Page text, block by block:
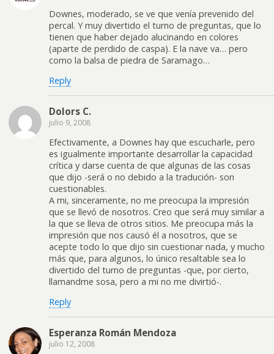
Downes, moderado, se ve que venía prevenido del
percal. Y muy divertido el turno de preguntas, que lo
tienen que haber dejado alucinando en colores
(aparte de perdido de caspa). E la nave va… pero
como la balsa de piedra de Saramago…
Reply
Dolors C.
julio 9, 2008
Efectivamente, a Downes hay que escucharle, pero
es igualmente importante desarrollar la capacidad
crítica y darse cuenta de que algunas de las cosas
que dijo -será o no debido a la tradución- son
cuestionables.
A mi, sinceramente, no me preocupa la impresión
que se llevó de nosotros. Creo que será muy similar a
la que se lleva de otros sitios. Me preocupa más la
impresión que nos causó él a nosotros, que se
acepte todo lo que dijo sin cuestionar nada, y mucho
más que, para algunos, lo único resaltable sea lo
divertido del turno de preguntas -que, por cierto,
llamandme sosa, pero a mi no me divirtió-.
Reply
Esperanza Román Mendoza
julio 12, 2008